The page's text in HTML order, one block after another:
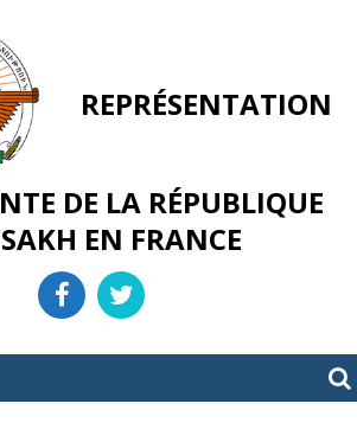
REPRÉSENTATION
DE LA RÉPUBLIQUE
EN FRANCE